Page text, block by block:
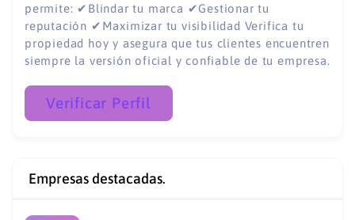
permite: ✔Blindar tu marca ✔Gestionar tu
reputación ✔Maximizar tu visibilidad Verifica tu
propiedad hoy y asegura que tus clientes encuentren
siempre la versión oficial y confiable de tu empresa.
Verificar Perfil
Empresas destacadas.